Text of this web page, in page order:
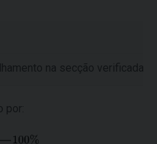
na secção verificada
por: